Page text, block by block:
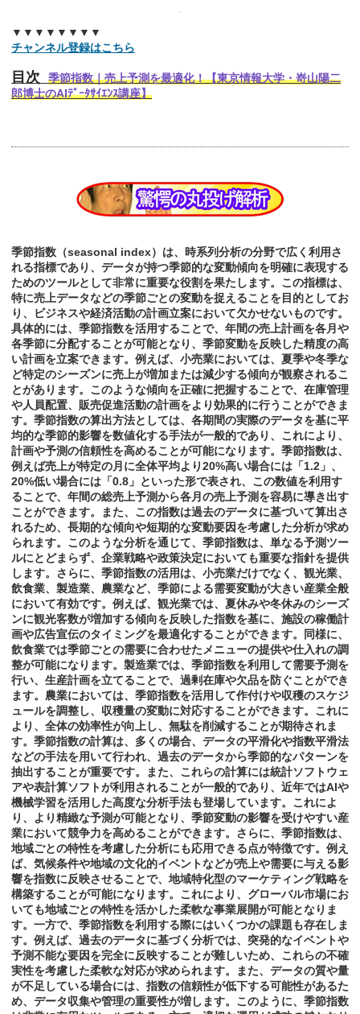
▼▼▼▼▼▼▼▼
チャンネル登録はこちら
目次
季節指数｜売上予測を最適化！【東京情報大学・嵜山陽二
郎博士のAIﾃﾞｰﾀｻｲｴﾝｽ講座】
季節指数（seasonal index）は、時系列分析の分野で広く利用さ
れる指標であり、データが持つ季節的な変動傾向を明確に表現する
ためのツールとして非常に重要な役割を果たします。この指標は、
特に売上データなどの季節ごとの変動を捉えることを目的としてお
り、ビジネスや経済活動の計画立案において欠かせないものです。
具体的には、季節指数を活用することで、年間の売上計画を各月や
各季節に分配することが可能となり、季節変動を反映した精度の高
い計画を立案できます。例えば、小売業においては、夏季や冬季な
ど特定のシーズンに売上が増加または減少する傾向が観察されるこ
とがあります。このような傾向を正確に把握することで、在庫管理
や人員配置、販売促進活動の計画をより効果的に行うことができま
す。季節指数の算出方法としては、各期間の実際のデータを基に平
均的な季節的影響を数値化する手法が一般的であり、これにより、
計画や予測の信頼性を高めることが可能になります。季節指数は、
例えば売上が特定の月に全体平均より20%高い場合には「1.2」、
20%低い場合には「0.8」といった形で表され、この数値を利用す
ることで、年間の総売上予測から各月の売上予測を容易に導き出す
ことができます。また、この指数は過去のデータに基づいて算出さ
れるため、長期的な傾向や短期的な変動要因を考慮した分析が求め
られます。このような分析を通じて、季節指数は、単なる予測ツー
ルにとどまらず、企業戦略や政策決定においても重要な指針を提供
します。さらに、季節指数の活用は、小売業だけでなく、観光業、
飲食業、製造業、農業など、季節による需要変動が大きい産業全般
において有効です。例えば、観光業では、夏休みや冬休みのシーズ
ンに観光客数が増加する傾向を反映した指数を基に、施設の稼働計
画や広告宣伝のタイミングを最適化することができます。同様に、
飲食業では季節ごとの需要に合わせたメニューの提供や仕入れの調
整が可能になります。製造業では、季節指数を利用して需要予測を
行い、生産計画を立てることで、過剰在庫や欠品を防ぐことができ
ます。農業においては、季節指数を活用して作付けや収穫のスケジ
ュールを調整し、収穫量の変動に対応することができます。これに
より、全体の効率性が向上し、無駄を削減することが期待されま
す。季節指数の計算は、多くの場合、データの平滑化や指数平滑法
などの手法を用いて行われ、過去のデータから季節的なパターンを
抽出することが重要です。また、これらの計算には統計ソフトウェ
アや表計算ソフトが利用されることが一般的であり、近年ではAIや
機械学習を活用した高度な分析手法も登場しています。これによ
り、より精緻な予測が可能となり、季節変動の影響を受けやすい産
業において競争力を高めることができます。さらに、季節指数は、
地域ごとの特性を考慮した分析にも応用できる点が特徴です。例え
ば、気候条件や地域の文化的イベントなどが売上や需要に与える影
響を指数に反映させることで、地域特化型のマーケティング戦略を
構築することが可能になります。これにより、グローバル市場にお
いても地域ごとの特性を活かした柔軟な事業展開が可能となりま
す。一方で、季節指数を利用する際にはいくつかの課題も存在しま
す。例えば、過去のデータに基づく分析では、突発的なイベントや
予測不能な要因を完全に反映することが難しいため、これらの不確
実性を考慮した柔軟な対応が求められます。また、データの質や量
が不足している場合には、指数の信頼性が低下する可能性があるた
め、データ収集や管理の重要性が増します。このように、季節指数